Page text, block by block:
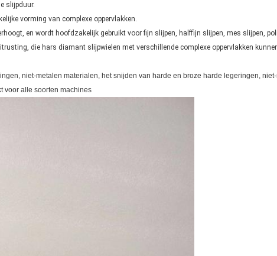
slijpduur.
vorming van complexe oppervlakken.
en wordt hoofdzakelijk gebruikt voor fijn slijpen, halffijn slijpen, mes slijpen,
die hars diamant slijpwielen met verschillende complexe oppervlakken
niet-metalen materialen, het snijden van harde en broze harde legeringen,
voor alle soorten machines